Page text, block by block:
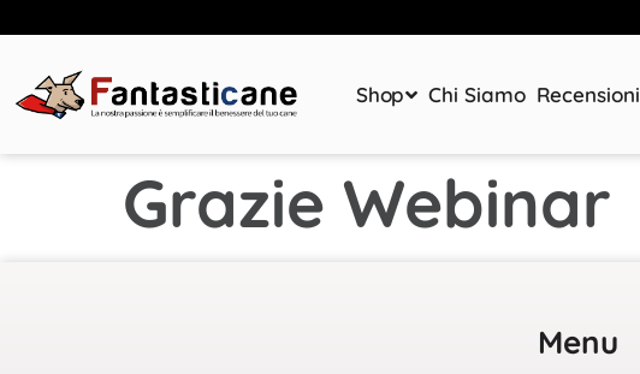
Shop Chi Siamo Recensioni
Grazie Webinar
Menu